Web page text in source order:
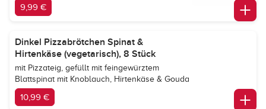
9,99 €
Dinkel Pizzabrötchen Spinat &
Hirtenkäse (vegetarisch), 8 Stück
mit Pizzateig, gefüllt mit feingewürztem
Blattspinat mit Knoblauch, Hirtenkäse & Gouda
10,99 €